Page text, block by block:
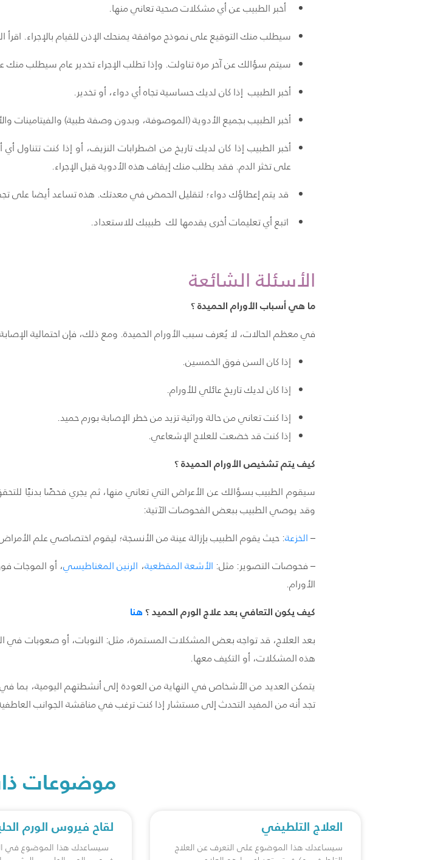
أخبر الطبيب عن أي مشكلات صحية تعاني منها.
سيطلب منك التوقيع على نموذج موافقة يمنحك الإذن للقيام بالإجراء.
سيتم سؤالك عن آخر مرة تناولت. وإذا تطلب الإجراء تخدير عام سيطلب منك عدم التناول، أو
أخبر الطبيب إذا كان لديك حساسية تجاه أي دواء، أو تخدير.
أخبر الطبيب بجميع الأدوية (الموصوفة، وبدون وصفة طبية) والفيتامينات
أخبر الطبيب إذا كان لديك تاريخ من اضطرابات النزيف، أو إذا كنت تتناول
على تخثر الدم. فقد يطلب منك إيقاف هذه الأدوية قبل الإجراء.
قد يتم إعطاؤك دواء؛ لتقليل الحمض في معدتك. هذه تساعد أيضا على
اتبع أي تعليمات أخرى يقدمها لك طبيبك للاستعداد.
الأسئلة الشائعة
ما هي أسباب الأورام الحميدة ؟
في معظم الحالات، لا يُعرف سبب الأورام الحميدة. ومع ذلك، فإن احتمالية الإصابة
إذا كان السن فوق الخمسين.
إذا كان لديك تاريخ عائلي للأورام.
إذا كنت تعاني من حالة وراثية تزيد من خطر الإصابة بورم حميد.
إذا كنت قد خضعت للعلاج الإشعاعي.
كيف يتم تشخيص الأورام الحميدة ؟
سيقوم الطبيب بسؤالك عن الأعراض التي تعاني منها، ثم يجري فحصًا بدنيًا
وقد يوصي الطبيب ببعض الفحوصات الآتية:
– الخزعة: حيث يقوم الطبيب بإزالة عينة من الأنسجة؛ ليقوم اختصاصي علم
– فحوصات التصوير: مثل: الأشعة المقطعية، الرنين المغناطيسي، أو الموجات
الأورام.
كيف يكون التعافي بعد علاج الورم الحميد ؟هنا
بعد العلاج، قد تواجه بعض المشكلات المستمرة، مثل: النوبات، أو صعوبات
هذه المشكلات، أو التكيف معها.
يتمكن العديد من الأشخاص في النهاية من العودة إلى أنشطتهم اليومية، بما
تجد أنه من المفيد التحدث إلى مستشار إذا كنت ترغب في مناقشة الجوانب
موضوعات
العلاج التلطيفي
سيساعدك هذا الموضوع على التعرف عن العلاج
لقاح فيروس الورم
سيساعدك هذا الموضوع في